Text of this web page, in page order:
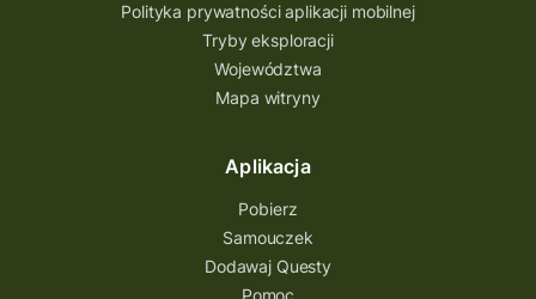
Park Etnograficzny w Tokarni
Park Etnograficzny
natura
mazowieckie
Hutniczy Ostrowiec
gry terenowe
gry edukacyjne
Polityka prywatności aplikacji mobilnej
Tryby eksploracji
Województwa
Mapa witryny
Aplikacja
Pobierz
Samouczek
Dodawaj Questy